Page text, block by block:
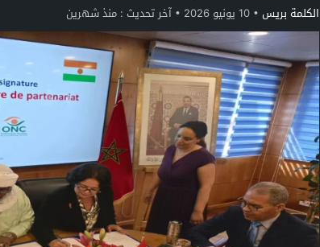
الكلمة بريس 10 يونيو 2026 آخر تحديث : منذ شهرين